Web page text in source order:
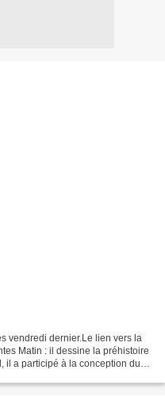
vendredi dernier.Le lien vers la
Matin : il dessine la préhistoire
il a participé à la conception du